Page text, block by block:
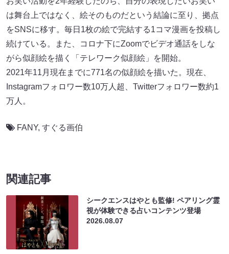
は舞台上ではなく、絵そのものだという結論に至り、拠点
をSNSに移す。毎日1枚の絵で完結する1コマ漫画を投稿し
続けている。また、コロナ下にZoomでビデオ通話をしな
がら似顔絵を描く「テレワーク似顔絵」を開始。
2021年11月現在までに771名の似顔絵を描いた。現在、
Instagramフォロワー数10万人超、Twitterフォロワー数約1
万人。
FANY, すぐる画伯
関連記事
シークエンスはやとも監修! ペアリング霊
視が体験できる占いコンテンツ登場
2026.08.07